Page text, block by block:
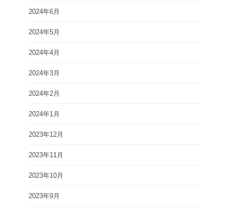
2024年6月
2024年5月
2024年4月
2024年3月
2024年2月
2024年1月
2023年12月
2023年11月
2023年10月
2023年9月